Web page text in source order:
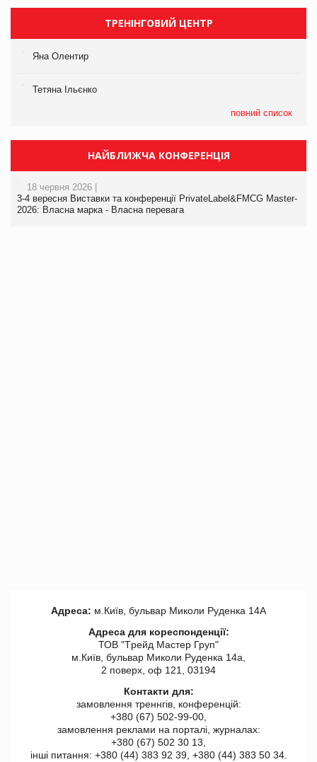
ТРЕНІНГОВИЙ ЦЕНТР
Яна Олентир
Тетяна Ільєнко
повний список
НАЙБЛИЖЧА КОНФЕРЕНЦІЯ
18 червня 2026 |
3-4 вересня Виставки та конференції PrivateLabel&FMCG Master-
2026: Власна марка - Власна перевага
Адреса: м.Київ, бульвар Миколи Руденка 14А
Адреса для кореспонденції:
ТОВ "Tрейд Мастер Груп"
м.Київ, бульвар Миколи Руденка 14а,
2 поверх, оф 121, 03194
Контакти для:
замовлення треннгів, конференцій:
+380 (67) 502-99-00,
замовлення реклами на порталі, журналах:
+380 (67) 502 30 13,
інші питання: +380 (44) 383 92 39, +380 (44) 383 50 34.